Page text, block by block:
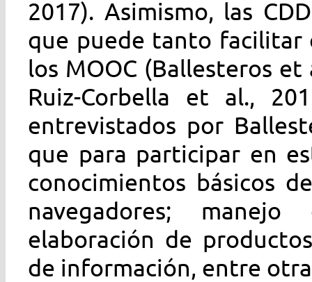
2017). Asimismo, las
que puede tanto facilitar
los MOOC (Ballesteros
Ruiz-Corbella et al.,
entrevistados por
que para participar en
conocimientos básicos
navegadores;
elaboración de
de información, entre